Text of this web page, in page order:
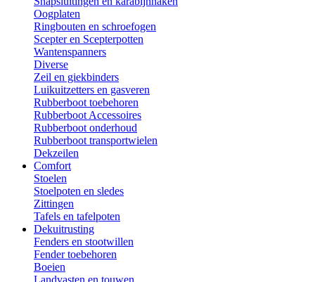
Oogplaten
Ringbouten en schroefogen
Scepter en Scepterpotten
Wantenspanners
Diverse
Zeil en giekbinders
Luikuitzetters en gasveren
Rubberboot toebehoren
Rubberboot Accessoires
Rubberboot onderhoud
Rubberboot transportwielen
Dekzeilen
Comfort
Stoelen
Stoelpoten en sledes
Zittingen
Tafels en tafelpoten
Dekuitrusting
Fenders en stootwillen
Fender toebehoren
Boeien
Landvasten en touwen